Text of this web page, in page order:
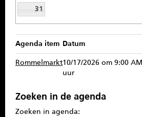
31
Agenda item Datum
Rommelmarkt10/17/2026 om 9:00 AM
uur
Zoeken in de agenda
Zoeken in agenda: